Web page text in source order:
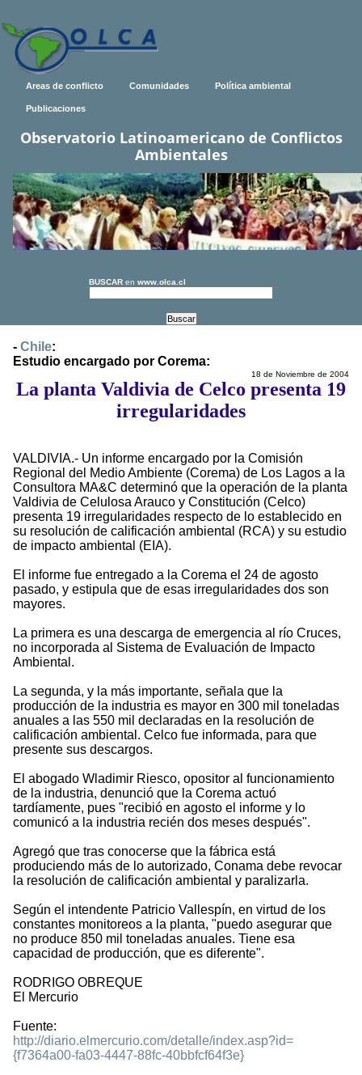
Areas de conflicto Comunidades Política ambiental
Publicaciones
Observatorio Latinoamericano de Conflictos
Ambientales
BUSCAR en www.olca.cl
- Chile:
Estudio encargado por Corema:
18 de Noviembre de 2004
La planta Valdivia de Celco presenta 19
irregularidades
VALDIVIA.- Un informe encargado por la Comisión
Regional del Medio Ambiente (Corema) de Los Lagos a la
Consultora MA&C determinó que la operación de la planta
Valdivia de Celulosa Arauco y Constitución (Celco)
presenta 19 irregularidades respecto de lo establecido en
su resolución de calificación ambiental (RCA) y su estudio
de impacto ambiental (EIA).
El informe fue entregado a la Corema el 24 de agosto
pasado, y estipula que de esas irregularidades dos son
mayores.
La primera es una descarga de emergencia al río Cruces,
no incorporada al Sistema de Evaluación de Impacto
Ambiental.
La segunda, y la más importante, señala que la
producción de la industria es mayor en 300 mil toneladas
anuales a las 550 mil declaradas en la resolución de
calificación ambiental. Celco fue informada, para que
presente sus descargos.
El abogado Wladimir Riesco, opositor al funcionamiento
de la industria, denunció que la Corema actuó
tardíamente, pues "recibió en agosto el informe y lo
comunicó a la industria recién dos meses después".
Agregó que tras conocerse que la fábrica está
produciendo más de lo autorizado, Conama debe revocar
la resolución de calificación ambiental y paralizarla.
Según el intendente Patricio Vallespín, en virtud de los
constantes monitoreos a la planta, "puedo asegurar que
no produce 850 mil toneladas anuales. Tiene esa
capacidad de producción, que es diferente".
RODRIGO OBREQUE
El Mercurio
Fuente:
http://diario.elmercurio.com/detalle/index.asp?id=
{f7364a00-fa03-4447-88fc-40bbfcf64f3e}